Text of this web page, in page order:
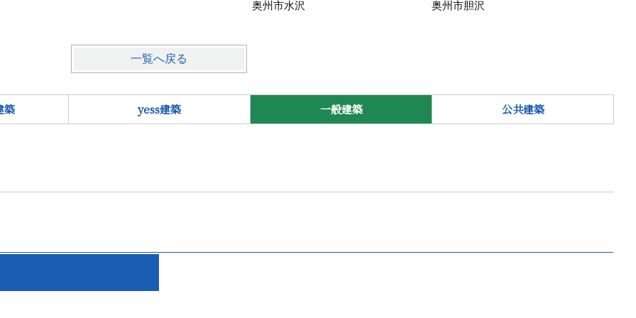
奥州市水沢 奥州市胆沢
一覧へ戻る
築 yess建築 一般建築 公共建築